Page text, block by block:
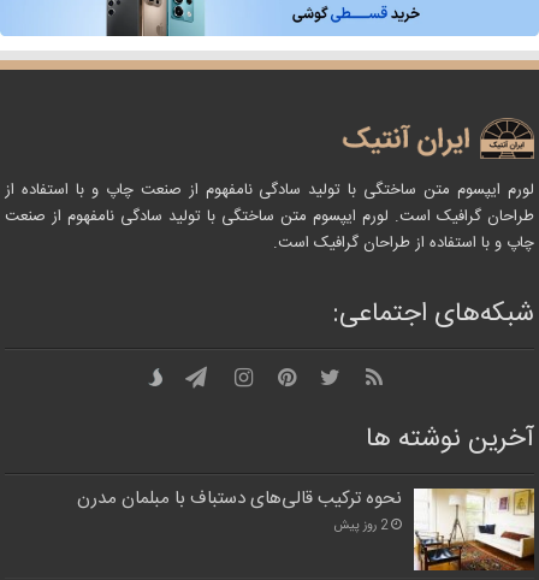
لورم ایپسوم متن ساختگی با تولید سادگی نامفهوم از صنعت چاپ و با استفاده از
طراحان گرافیک است. لورم ایپسوم متن ساختگی با تولید سادگی نامفهوم از صنعت
چاپ و با استفاده از طراحان گرافیک است.
شبکه‌های اجتماعی:
آخرین نوشته ها
نحوه ترکیب قالی‌های دستباف با مبلمان مدرن
2 روز پیش